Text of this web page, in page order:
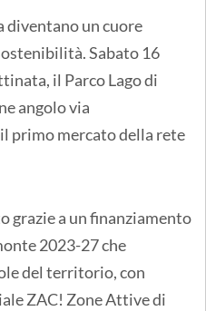
diventano un cuore
Sabato 16
il Parco Lago di
angolo via
primo mercato della rete
grazie a un finanziamento
2023-27 che
del territorio, con
ZAC! Zone Attive di